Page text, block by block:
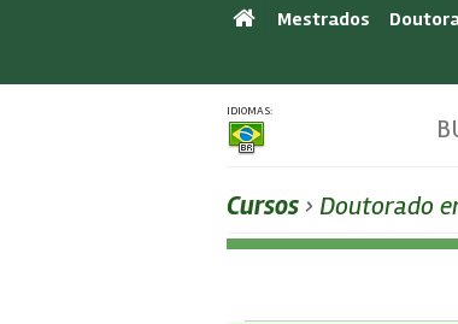
Mestrados
IDIOMAS:
Cursos› Doutorado